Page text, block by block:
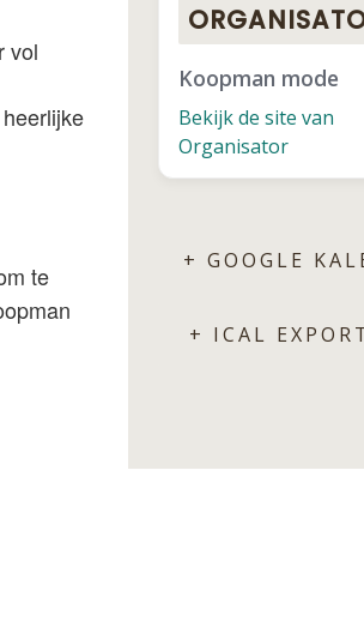
vol
te
Koopman mode
Bekijk de site van
Organisator
+ GOOGLE
+ ICAL